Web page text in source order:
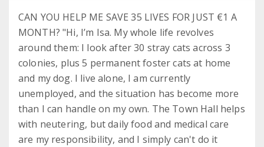
CAN YOU HELP ME SAVE 35 LIVES FOR JUST €1 A
MONTH? "Hi, I’m Isa. My whole life revolves
around them: I look after 30 stray cats across 3
colonies, plus 5 permanent foster cats at home
and my dog. I live alone, I am currently
unemployed, and the situation has become more
than I can handle on my own. The Town Hall helps
with neutering, but daily food and medical care
are my responsibility, and I simply can't do it